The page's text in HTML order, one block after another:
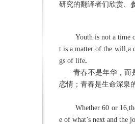
研究的翻译者们欣赏、
Youth is not a time
t is a matter of the will,a
gs of life.
青春不是年华，而
恋情；青春是生命深泉
Whether 60 or
e of what’s next and the